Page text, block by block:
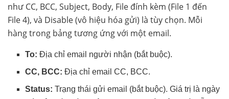
như CC, BCC, Subject, Body, File đính kèm (File 1 đến
File 4), và Disable (vô hiệu hóa gửi) là tùy chọn. Mỗi
hàng trong bảng tương ứng với một email.
To: Địa chỉ email người nhận (bắt buộc).
CC, BCC: Địa chỉ email CC, BCC.
Status: Trạng thái gửi email (bắt buộc). Giá trị là ngày